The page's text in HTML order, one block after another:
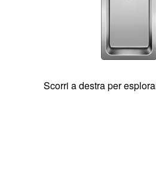
Scorri a destra per